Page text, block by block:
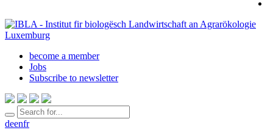
become a member
Jobs
Subscribe to newsletter
deenfr